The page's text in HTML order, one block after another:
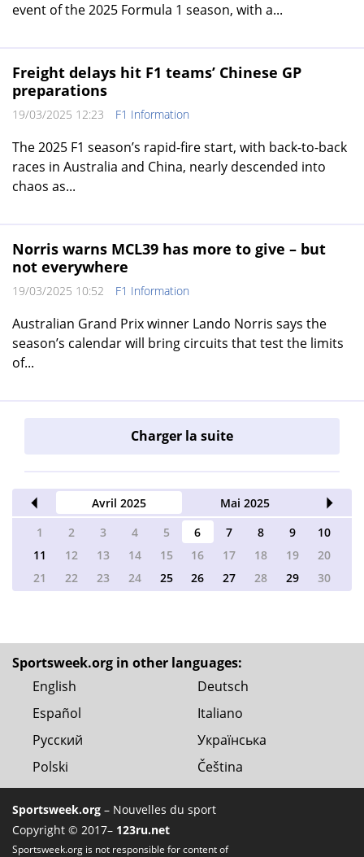
event of the 2025 Formula 1 season, with a...
Freight delays hit F1 teams’ Chinese GP
preparations
19/03/2025 12:23 F1 Information
The 2025 F1 season’s rapid-fire start, with back-to-back
races in Australia and China, nearly descended into
chaos as...
Norris warns MCL39 has more to give – but
not everywhere
19/03/2025 10:52 F1 Information
Australian Grand Prix winner Lando Norris says the
season’s calendar will bring circuits that test the limits
of...
Charger la suite
Avril 2025 Mai 2025
1
2 3 4 5 6 7 8 9
10
11
12 13 14 15 16 17 18 19
20
21
22 23 24 25 26 27 28 29 30
Sportsweek.org in other languages:
English
Deutsch
Español
Italiano
Русский
Українська
Polski
Čeština
Sportsweek.org – Nouvelles du sport
Copyright © 2017– 123ru.net
Sportsweek.org is not responsible for content of